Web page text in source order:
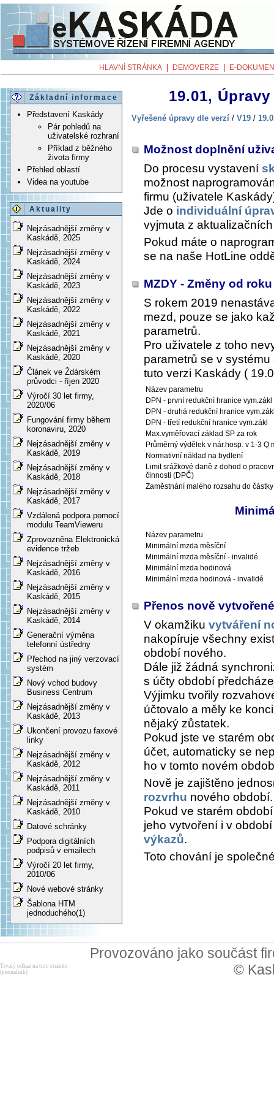
HLAVNÍ STRÁNKA DEMOVERZE E-
Základní informace
Představení Kaskády
Pár pohledů na
uživatelské rozhraní
Příklad z běžného
života firmy
Přehled oblastí
Videa na youtube
Aktuality
Nejzásadnější změny v
Kaskádě, 2025
Nejzásadnější změny v
Kaskádě, 2024
Nejzásadnější změny v
Kaskádě, 2023
Nejzásadnější změny v
Kaskádě, 2022
Nejzásadnější změny v
Kaskádě, 2021
Nejzásadnější změny v
Kaskádě, 2020
Článek ve Ždárském
průvodci - říjen 2020
Výročí 30 let firmy,
2020/06
Fungování firmy během
koronaviru, 2020
Nejzásadnější změny v
Kaskádě, 2019
Nejzásadnější změny v
Kaskádě, 2018
Nejzásadnější změny v
Kaskádě, 2017
Vzdálená podpora pomocí
modulu TeamVieweru
Zprovozněna Elektronická
evidence tržeb
Nejzásadnější změny v
Kaskádě, 2016
Nejzásadnější změny v
Kaskádě, 2015
Nejzásadnější změny v
Kaskádě, 2014
Generační výměna
telefonní ústředny
Přechod na jiný verzovací
systém
Nový vchod budovy
Business Centrum
Nejzásadnější změny v
Kaskádě, 2013
Ukončení provozu faxové
linky
Nejzásadnější změny v
Kaskádě, 2012
Nejzásadnější změny v
Kaskádě, 2011
Nejzásadnější změny v
Kaskádě, 2010
Datové schránky
Podpora digitálních
podpisů v emailech
Výročí 20 let firmy,
2010/06
Nové webové stránky
Šablona HTM
jednoduchého(1)
19.01,
Vyřešené úpravy dle verzí / V19 /
Možnost doplnění
Do procesu vystavení
možnost
firmu (uživatele
Jde o individuální
vyjmuta z
Pokud máte o
se na naše HotLine
MZDY - Změny od
S rokem 2019
mezd, pouze se jako
parametrů.
Pro uživatele z toho
parametrů se v
tuto verzi Kaskády (
Název parametru
DPN - první redukční hranice vym.zákl
DPN - druhá redukční hranice
DPN - třetí redukční hranice vym.zákl
Max.vyměřovací základ SP za rok
Průměrný výdělek v nár.hosp. v 1-3 Q
Normativní náklad na bydlení
Limit srážkové daně z dohod o
činnosti (DPČ)
Zaměstnání malého rozsahu do částky
Název parametru
Minimální mzda měsíční
Minimální mzda měsíční - invalidé
Minimální mzda hodinová
Minimální mzda hodinová - invalidé
Přenos nově
V okamžiku vytváření
nakopíruje všechny
období nového.
Dále již žádná
s účty období
Výjimku tvořily
účtovalo a měly ke
nějaký zůstatek.
Pokud jste ve starém
účet, automaticky se
ho v tomto novém
Nově je zajištěno
rozvrhu nového období.
Pokud ve starém
jeho vytvoření i v
výkazů.
Toto chování je
Provozováno jako součást
©
Trvalý odkaz na tuto stránku
(permalink)